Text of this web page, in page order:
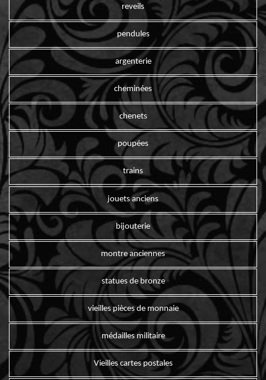
reveils
pendules
argenterie
cheminées
chenets
poupées
trains
jouets anciens
bijouterie
montre anciennes
statues de bronze
vieilles pièces de monnaie
médailles militaire
Vieilles cartes postales